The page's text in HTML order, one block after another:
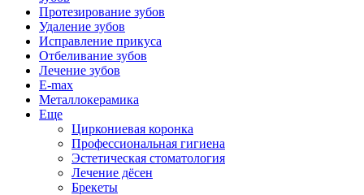
Протезирование зубов
Удаление зубов
Исправление прикуса
Отбеливание зубов
Лечение зубов
E-max
Металлокерамика
Еще
Циркониевая коронка
Профессиональная гигиена
Эстетическая стоматология
Лечение дёсен
Брекеты